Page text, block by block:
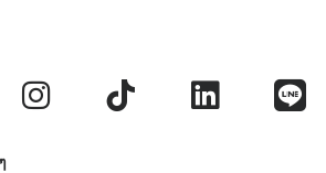
Instagram
TikTok